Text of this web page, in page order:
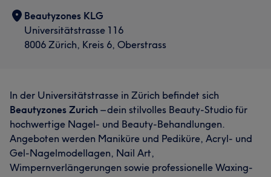
Was unsere Kunden über Nina sagen
Professionell Gründlich Freundlich 10
Effizient 10
Beautyzones KLG
Universitätstrasse 116
8006 Zürich, Kreis 6, Oberstrass
In der Universitätstrasse in Zürich befindet sich
Beautyzones Zurich – dein stilvolles Beauty-Studio für
hochwertige Nagel- und Beauty-Behandlungen.
Angeboten werden Maniküre und Pediküre, Acryl- und
Gel-Nagelmodellagen, Nail Art,
Wimpernverlängerungen sowie professionelle Waxing-